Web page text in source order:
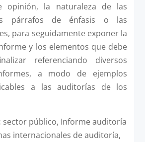
la naturaleza de las
párrafos de énfasis o las
para seguidamente exponer la
y los elementos que debe
referenciando diversos
a modo de ejemplos
a las auditorías de los
sector público, Informe auditoría
internacionales de auditoría,